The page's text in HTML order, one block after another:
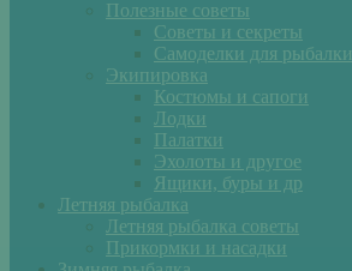
Полезные советы
Советы и секреты
Самоделки для рыбалки
Экипировка
Костюмы и сапоги
Лодки
Палатки
Эхолоты и другое
Ящики, буры и др
Летняя рыбалка
Летняя рыбалка советы
Прикормки и насадки